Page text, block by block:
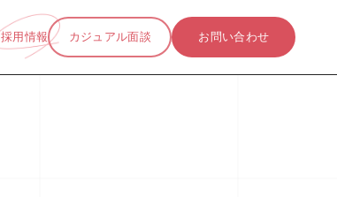
採用情報 カジュアル面談 お問い合わせ